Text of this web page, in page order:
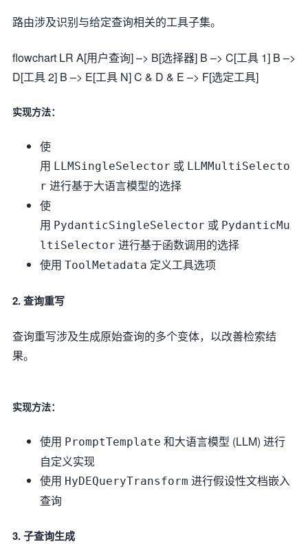
路由涉及识别与给定查询相关的工具子集。
flowchart LR A[用户查询] –> B[选择器] B –> C[工具 1] B –>
D[工具 2] B –> E[工具 N] C & D & E –> F[选定工具]
实现方法：
使
用 LLMSingleSelector 或 LLMMultiSelecto
r 进行基于大语言模型的选择
使
用 PydanticSingleSelector 或 PydanticMu
ltiSelector 进行基于函数调用的选择
使用 ToolMetadata 定义工具选项
2. 查询重写
查询重写涉及生成原始查询的多个变体，以改善检索结
果。
实现方法：
使用 PromptTemplate 和大语言模型 (LLM) 进行
自定义实现
使用 HyDEQueryTransform 进行假设性文档嵌入
查询
3. 子查询生成